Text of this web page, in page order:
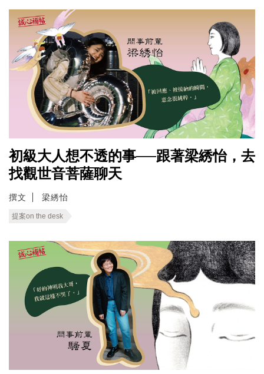
初級大人想不透的事──跟著梁綉怡，去
找觀世音菩薩聊天
撰文 梁綉怡
提案on the desk